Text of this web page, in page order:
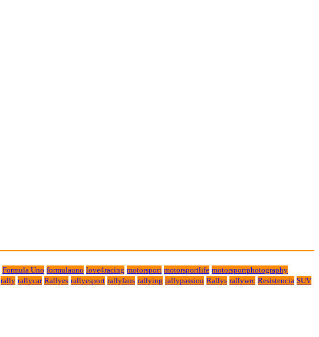
Formula Uno formulauno love4racing motorsport motorsportlife motorsportphotography
rally rallycar Rallyes rallyesport rallyfans rallying rallypassion Rallys rallywrc Resistencia SUV